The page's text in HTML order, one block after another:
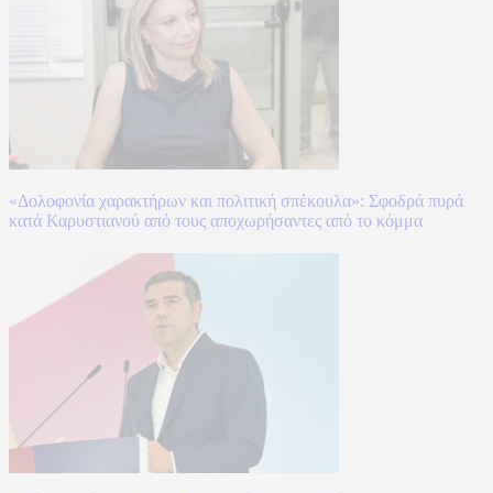
«Δολοφονία χαρακτήρων και πολιτική σπέκουλα»: Σφοδρά πυρά
κατά Καρυστιανού από τους αποχωρήσαντες από το κόμμα